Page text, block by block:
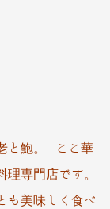
と鮑。 ここ華
専門店です。
も美味しく食べ